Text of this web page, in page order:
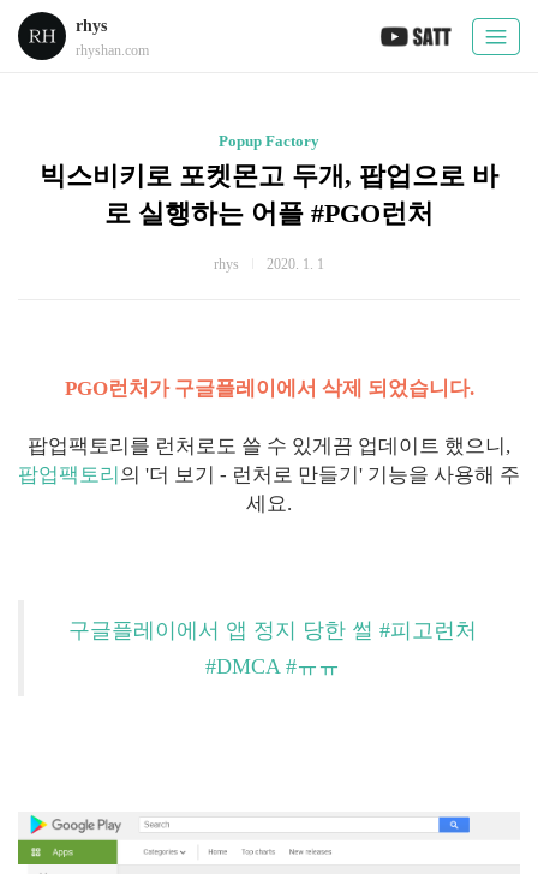
rhys
rhyshan.com
Popup Factory
빅스비키로 포켓몬고 두개, 팝업으로 바
로 실행하는 어플 #PGO런처
rhys 2020. 1. 1
PGO런처가 구글플레이에서 삭제 되었습니다.
팝업팩토리를 런처로도 쓸 수 있게끔 업데이트 했으니,
팝업팩토리 의 '더 보기 - 런처로 만들기' 기능을 사용해 주
세요.
구글플레이에서 앱 정지 당한 썰 #피고런처
#DMCA #ㅠㅠ